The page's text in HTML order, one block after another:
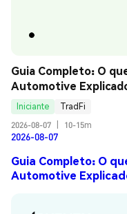
Guia Completo: O
Automotive
Iniciante
TradFi
2026-08-07
10-15m
2026-08-07
Guia Completo: O
Automotive